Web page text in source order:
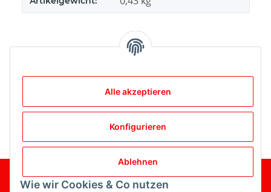
Bewertungen
Gesetzliche Informationen
Alle akzeptieren
Konfigurieren
Ablehnen
Wie wir Cookies & Co nutzen